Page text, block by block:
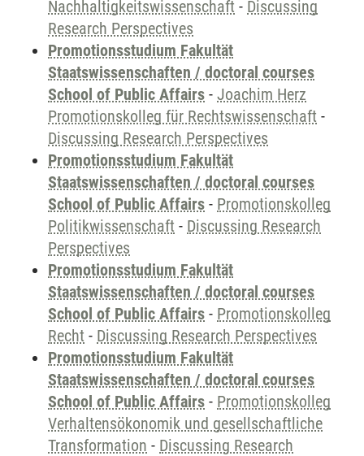
Nachhaltigkeitswissenschaft - Discussing
Research Perspectives
Promotionsstudium Fakultät
Staatswissenschaften / doctoral courses
School of Public Affairs - Joachim Herz
Promotionskolleg für Rechtswissenschaft -
Discussing Research Perspectives
Promotionsstudium Fakultät
Staatswissenschaften / doctoral courses
School of Public Affairs - Promotionskolleg
Politikwissenschaft - Discussing Research
Perspectives
Promotionsstudium Fakultät
Staatswissenschaften / doctoral courses
School of Public Affairs - Promotionskolleg
Recht - Discussing Research Perspectives
Promotionsstudium Fakultät
Staatswissenschaften / doctoral courses
School of Public Affairs - Promotionskolleg
Verhaltensökonomik und gesellschaftliche
Transformation - Discussing Research